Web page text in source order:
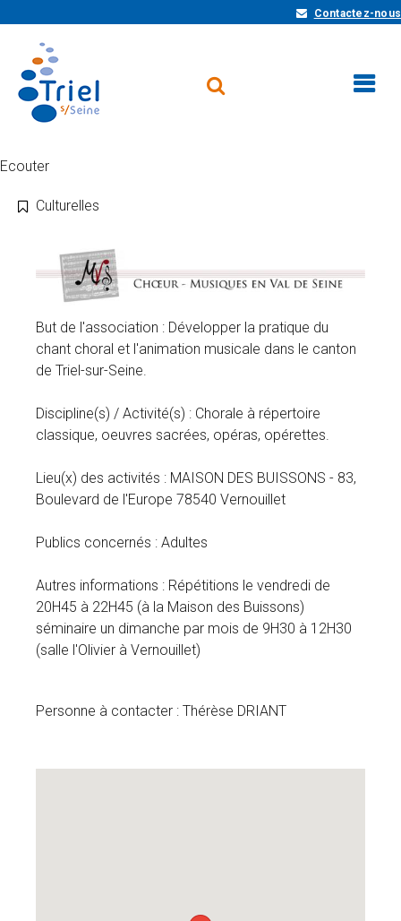
Contactez-nous
Ecouter
Culturelles
But de l'association : Développer la pratique du
chant choral et l'animation musicale dans le canton
de Triel-sur-Seine.
Discipline(s) / Activité(s) : Chorale à répertoire
classique, oeuvres sacrées, opéras, opérettes.
Lieu(x) des activités : MAISON DES BUISSONS - 83,
Boulevard de l'Europe 78540 Vernouillet
Publics concernés : Adultes
Autres informations : Répétitions le vendredi de
20H45 à 22H45 (à la Maison des Buissons)
séminaire un dimanche par mois de 9H30 à 12H30
(salle l'Olivier à Vernouillet)
Personne à contacter : Thérèse DRIANT